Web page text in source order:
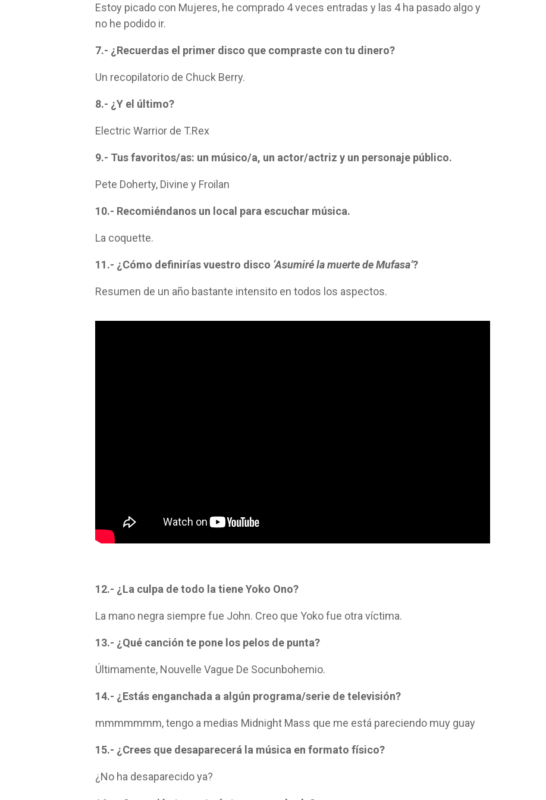
Estoy picado con Mujeres, he comprado 4 veces entradas y las 4 ha pasado algo y
no he podido ir.
7.- ¿Recuerdas el primer disco que compraste con tu dinero?
Un recopilatorio de Chuck Berry.
8.- ¿Y el último?
Electric Warrior de T.Rex
9.- Tus favoritos/as: un músico/a, un actor/actriz y un personaje público.
Pete Doherty, Divine y Froilan
10.- Recomiéndanos un local para escuchar música.
La coquette.
11.- ¿Cómo definirías vuestro disco ‘Asumiré la muerte de Mufasa’?
Resumen de un año bastante intensito en todos los aspectos.
12.- ¿La culpa de todo la tiene Yoko Ono?
La mano negra siempre fue John. Creo que Yoko fue otra víctima.
13.- ¿Qué canción te pone los pelos de punta?
Últimamente, Nouvelle Vague De Socunbohemio.
14.- ¿Estás enganchada a algún programa/serie de televisión?
mmmmmmm, tengo a medias Midnight Mass que me está pareciendo muy guay
15.- ¿Crees que desaparecerá la música en formato físico?
¿No ha desaparecido ya?